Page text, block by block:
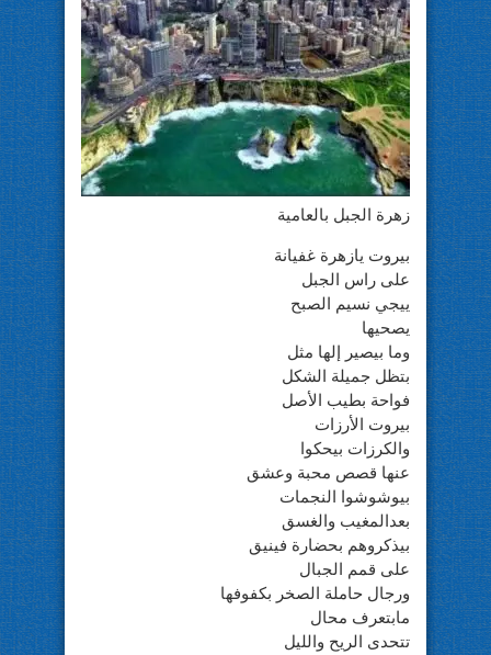
زهرة الجبل بالعامية
بيروت يازهرة غفيانة
على راس الجبل
ييجي نسيم الصبح
يصحيها
وما بيصير إلها مثل
بتظل جميلة الشكل
فواحة بطيب الأصل
بيروت الأرزات
والكرزات بيحكوا
عنها قصص محبة وعشق
بيوشوشوا النجمات
بعدالمغيب والغسق
بيذكروهم بحضارة فينيق
على قمم الجبال
ورجال حاملة الصخر بكفوفها
مابتعرف محال
تتحدى الريح والليل